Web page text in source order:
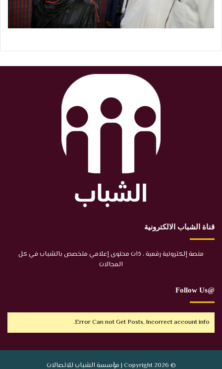
قناة الشباب الالكترونية
منصة إلكترونية رقمية ، ذات محتوى إعلامي متخصص بالشباب في كل
المجالات
@Follow Us
Error Can not Get Posts, Incorrect account info.
© Copyright 2026 | مؤسسة الشباب للاتصالات